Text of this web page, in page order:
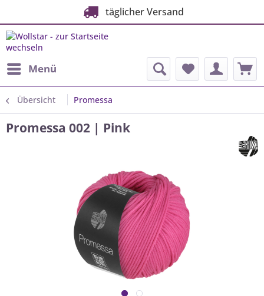
täglicher Versand
Menü
Übersicht Promessa
Promessa 002 | Pink